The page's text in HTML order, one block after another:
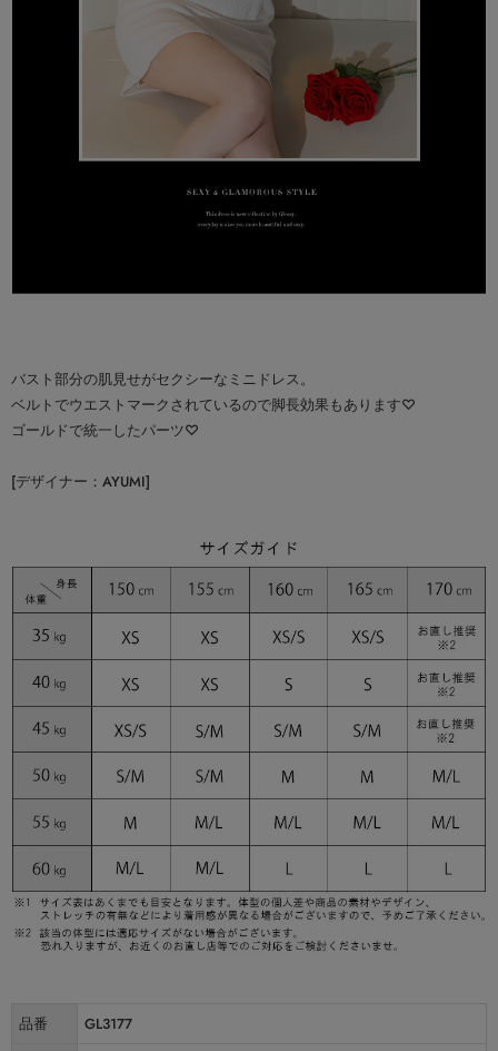
バスト部分の肌見せがセクシーなミニドレス。
ベルトでウエストマークされているので脚長効果もあります♡
ゴールドで統一したパーツ♡
[デザイナー：AYUMI]
品番
GL3177